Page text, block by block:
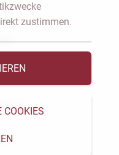
zustimmen.
COOKIES